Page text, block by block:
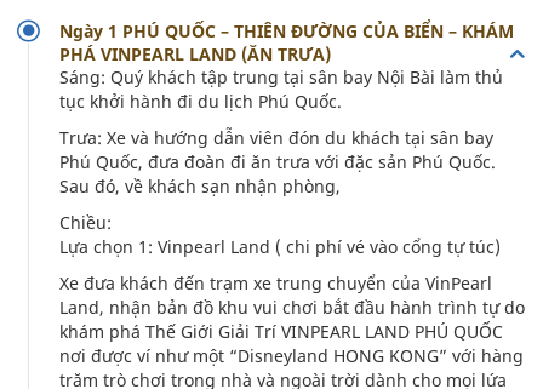
Ngày 1 PHÚ QUỐC – THIÊN ĐƯỜNG CỦA BIỂN – KHÁM
PHÁ VINPEARL LAND (ĂN TRƯA)
Sáng: Quý khách tập trung tại sân bay Nội Bài làm thủ
tục khởi hành đi du lịch Phú Quốc.
Trưa: Xe và hướng dẫn viên đón du khách tại sân bay
Phú Quốc, đưa đoàn đi ăn trưa với đặc sản Phú Quốc.
Sau đó, về khách sạn nhận phòng,
Chiều:
Lựa chọn 1: Vinpearl Land ( chi phí vé vào cổng tự túc)
Xe đưa khách đến trạm xe trung chuyển của VinPearl
Land, nhận bản đồ khu vui chơi bắt đầu hành trình tự do
khám phá Thế Giới Giải Trí VINPEARL LAND PHÚ QUỐC
nơi được ví như một “Disneyland HONG KONG” với hàng
trăm trò chơi trong nhà và ngoài trời dành cho mọi lứa